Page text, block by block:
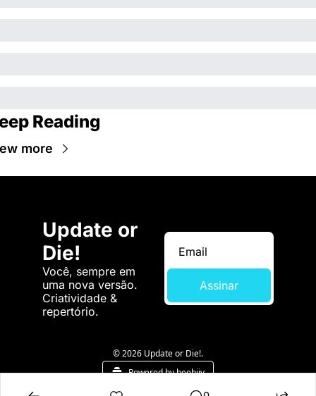
Reading
more
Update or
Die!
Você, sempre em
uma nova versão.
Criatividade &
repertório.
Assinar
© 2026 Update or Die!.
Powered by beehiiv